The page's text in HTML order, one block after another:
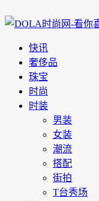
快讯
奢侈品
珠宝
时尚
时装
男装
女装
潮流
搭配
街拍
T台秀场